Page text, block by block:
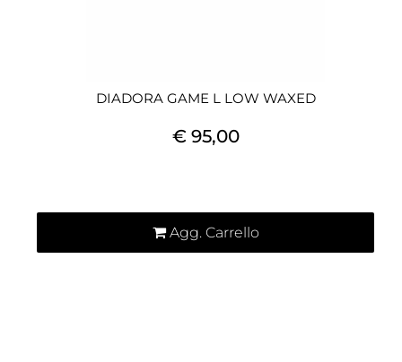
DIADORA GAME L LOW WAXED
€ 95,00
Agg. Carrello